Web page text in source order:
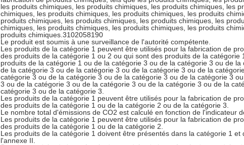
les produits chimiques, les produits chimiques, les produits chimiques, les
chimiques, les produits chimiques, les produits chimiques, les produits
produits chimiques, les produits chimiques, les produits chimiques, les
chimiques, les produits chimiques, les produits chimiques, les produits
produits chimiques.3102058190
Le produit est soumis à une surveillance de l'autorité compétente.
Les produits de la catégorie 1 peuvent être utilisés pour la fabrication de
des produits de la catégorie 1 ou 2 ou qui sont des produits de la
produits de la catégorie 1 ou de la catégorie 3 ou de la catégorie 3 ou de
de la catégorie 3 ou de la catégorie 3 ou de la catégorie 3 ou de la
catégorie 3 ou de la catégorie 3 ou de la catégorie 3 ou de la catégorie 3
3 ou de la catégorie 3 ou de la catégorie 3 ou de la catégorie 3 ou de la
catégorie 3 ou de la catégorie 3.
Les produits de la catégorie 1 peuvent être utilisés pour la fabrication de
des produits de la catégorie 1 ou de la catégorie 2 ou de la catégorie 3.
Le nombre total d'émissions de CO2 est calculé en fonction de l'indicateur
Les produits de la catégorie 1 peuvent être utilisés pour la fabrication de
des produits de la catégorie 1 ou de la catégorie 2.
Les produits de la catégorie 1 doivent être présentés dans la catégorie 1
l'annexe II.